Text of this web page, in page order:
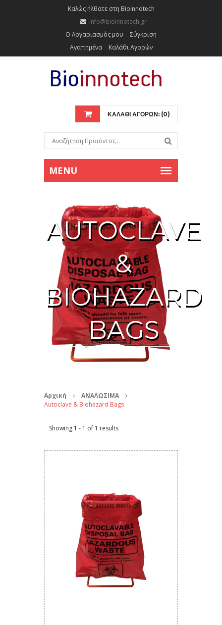
Καλώς ήλθατε στη BioInnotech
info@bioinnotech.gr
Ο Λογαριασμός μου
Σύγκριση
Αγαπημένα
Καλάθι Αγορών
ΚΑΛΑΘΙ ΑΓΟΡΩΝ: (0)
AUTOCLAVE
&
BIOHAZARD
BAGS
Αρχική
ΑΝΑΛΩΣΙΜΑ
Autoclave & Biohazard Bags
Showing 1 - 1 of 1 results